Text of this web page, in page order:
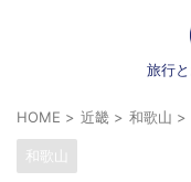
旅行
HOME > 近畿 > 和歌山 >
和歌山